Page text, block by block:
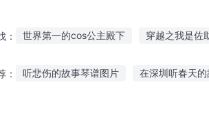
： 世界第一的cos公主殿下 穿越之我是佐
： 听悲伤的故事琴谱图片 在深圳听春天